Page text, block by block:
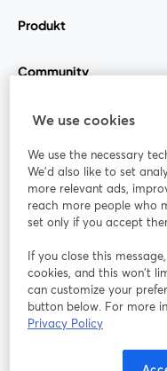
Produkt
Community
StreamYard für
Mitmachen
Webinar
Nutzungsbedingungen
Datenschutzrichtlinie
We use cookies
We use the necessary
We'd also like to set
more relevant ads,
reach more people who
set only if you accept
If you close this
cookies, and this won’t
can customize your
button below. For more
Privacy Policy